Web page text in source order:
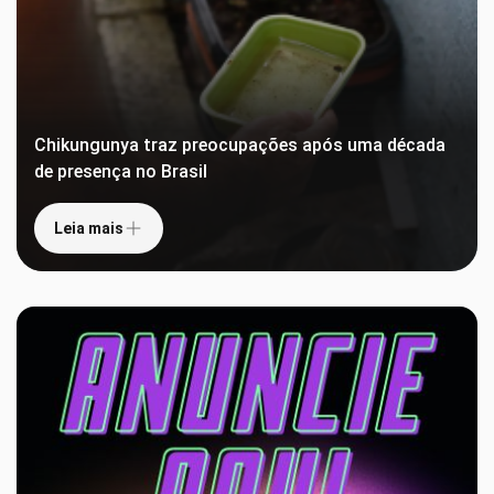
Chikungunya traz preocupações após uma década
de presença no Brasil
Leia mais